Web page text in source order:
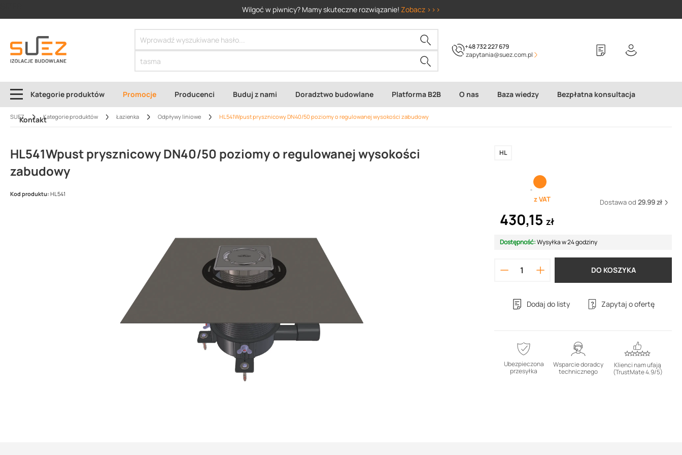
Wilgoć w piwnicy? Mamy skuteczne rozwiązanie! Zobacz >>>
+48 732 227 679
zapytania@suez.com.pl
Kategorie produktów Promocje Producenci Buduj z nami Doradztwo budowlane Platforma B2B O nas Baza wiedzy Bezpłatna konsultacja
Kontakt
SUEZ Kategorie produktów Łazienka Odpływy liniowe HL541Wpust prysznicowy DN40/50 poziomy o regulowanej wysokości zabudowy
HL541Wpust prysznicowy DN40/50 poziomy o regulowanej wysokości
zabudowy
HL
Kod produktu: HL541
z VAT Dostawa od 29.99 zł
430,15 zł
Dostępność:Wysyłka w 24 godziny
DO KOSZYKA
Dodaj do listy Zapytaj o ofertę
Ubezpieczona
przesyłka
Wsparcie doradcy
technicznego
Klienci nam ufają
(TrustMate 4.9/5)